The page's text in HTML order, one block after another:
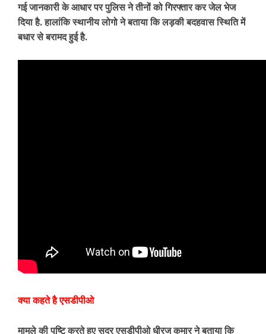
गई जानकारी के आधार पर पुलिस ने तीनों को गिरफ्तार कर जेल भेज
दिया है. हालांकि स्थानीय लोगो ने बताया कि लड़की बदहवास स्थिति में
बधार से बरामद हुई है.
क्या कहते है एसडीपीओ
मामले की पुष्टि करते हुए सदर एसडीपीओ धीरज कुमार ने बताया कि